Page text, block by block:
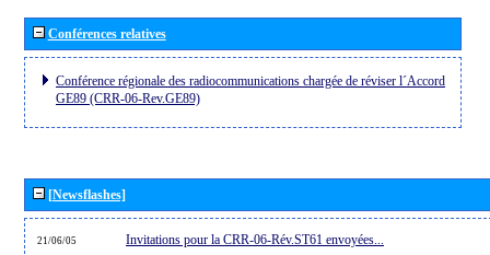
Conférences relatives
Conférence régionale des radiocommunications chargée de réviser l´Accord
GE89 (CRR-06-Rev.GE89)
[Newsflashes]
21/06/05 Invitations pour la CRR-06-Rév.ST61 envoyées...